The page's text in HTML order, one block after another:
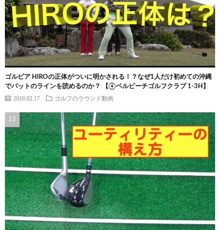
ゴルピア HIROの正体がついに明かされる！？なぜ1人だけ初めての沖縄
でパットのラインを読めるのか？ 【④ベルビーチゴルフクラブ 1-3H】
2018.02.17 ゴルフのラウンド動画